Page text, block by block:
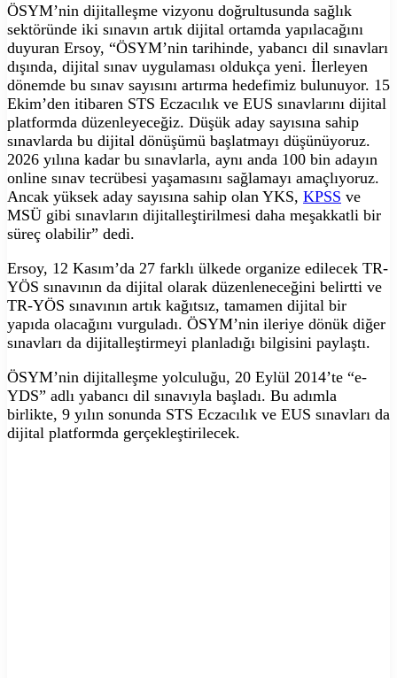
ÖSYM’nin dijitalleşme vizyonu doğrultusunda sağlık
sektöründe iki sınavın artık dijital ortamda yapılacağını
duyuran Ersoy, “ÖSYM’nin tarihinde, yabancı dil sınavları
dışında, dijital sınav uygulaması oldukça yeni. İlerleyen
dönemde bu sınav sayısını artırma hedefimiz bulunuyor. 15
Ekim’den itibaren STS Eczacılık ve EUS sınavlarını dijital
platformda düzenleyeceğiz. Düşük aday sayısına sahip
sınavlarda bu dijital dönüşümü başlatmayı düşünüyoruz.
2026 yılına kadar bu sınavlarla, aynı anda 100 bin adayın
online sınav tecrübesi yaşamasını sağlamayı amaçlıyoruz.
Ancak yüksek aday sayısına sahip olan YKS, KPSS ve
MSÜ gibi sınavların dijitalleştirilmesi daha meşakkatli bir
süreç olabilir” dedi.
Ersoy, 12 Kasım’da 27 farklı ülkede organize edilecek TR-
YÖS sınavının da dijital olarak düzenleneceğini belirtti ve
TR-YÖS sınavının artık kağıtsız, tamamen dijital bir
yapıda olacağını vurguladı. ÖSYM’nin ileriye dönük diğer
sınavları da dijitalleştirmeyi planladığı bilgisini paylaştı.
ÖSYM’nin dijitalleşme yolculuğu, 20 Eylül 2014’te “e-
YDS” adlı yabancı dil sınavıyla başladı. Bu adımla
birlikte, 9 yılın sonunda STS Eczacılık ve EUS sınavları da
dijital platformda gerçekleştirilecek.